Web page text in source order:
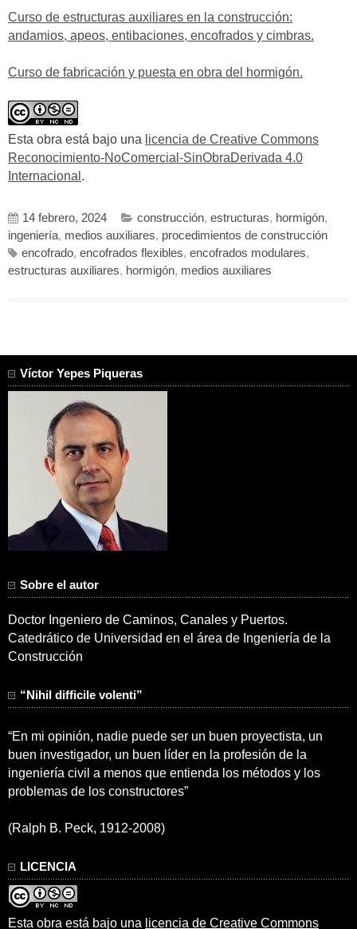
Curso de estructuras auxiliares en la construcción:
andamios, apeos, entibaciones, encofrados y cimbras.
Curso de fabricación y puesta en obra del hormigón.
Esta obra está bajo una licencia de Creative Commons
Reconocimiento-NoComercial-SinObraDerivada 4.0
Internacional .
14 febrero, 2024 construcción, estructuras, hormigón,
ingeniería, medios auxiliares, procedimientos de construcción
encofrado, encofrados flexibles, encofrados modulares,
estructuras auxiliares, hormigón, medios auxiliares
Víctor Yepes Piqueras
Sobre el autor
Doctor Ingeniero de Caminos, Canales y Puertos.
Catedrático de Universidad en el área de Ingeniería de la
Construcción
“Nihil difficile volenti”
“En mi opinión, nadie puede ser un buen proyectista, un
buen investigador, un buen líder en la profesión de la
ingeniería civil a menos que entienda los métodos y los
problemas de los constructores”
(Ralph B. Peck, 1912-2008)
LICENCIA
Esta obra está bajo una licencia de Creative Commons